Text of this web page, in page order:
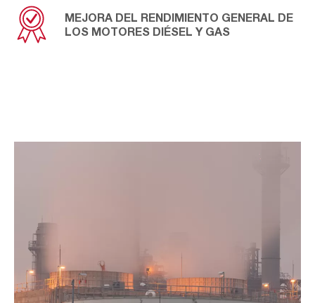
MEJORA DEL RENDIMIENTO GENERAL DE
LOS MOTORES DIÉSEL Y GAS